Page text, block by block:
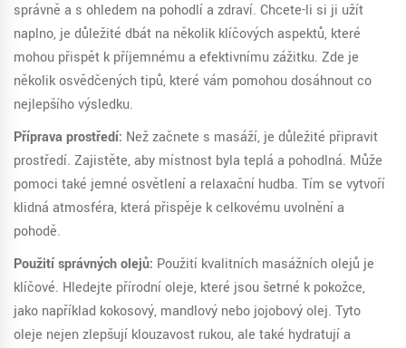
správně a s ohledem na pohodlí a zdraví. Chcete-li si ji užít
naplno, je důležité dbát na několik klíčových aspektů, které
mohou přispět k příjemnému a efektivnímu zážitku. Zde je
několik osvědčených tipů, které vám pomohou dosáhnout co
nejlepšího výsledku.
Příprava prostředí: Než začnete s masáží, je důležité připravit
prostředí. Zajistěte, aby místnost byla teplá a pohodlná. Může
pomoci také jemné osvětlení a relaxační hudba. Tím se vytvoří
klidná atmosféra, která přispěje k celkovému uvolnění a
pohodě.
Použití správných olejů: Použití kvalitních masážních olejů je
klíčové. Hledejte přírodní oleje, které jsou šetrné k pokožce,
jako například kokosový, mandlový nebo jojobový olej. Tyto
oleje nejen zlepšují klouzavost rukou, ale také hydratují a